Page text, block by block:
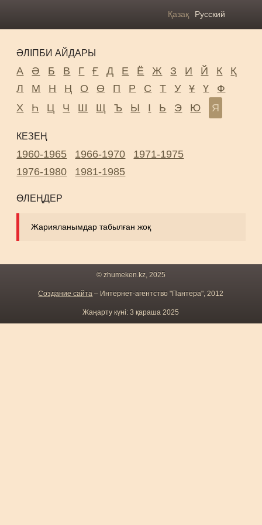
Қазақ Русский
ӘЛІПБИ АЙДАРЫ
А Ә Б В Г Ғ Д Е Ё Ж З И Й К
Қ
Л
М Н Ң О Ө П Р С Т У Ұ Ү
Ф
Х
Һ Ц Ч Ш Щ Ъ Ы І Ь Э Ю Я
КЕЗЕҢ
1960-1965 1966-1970
1971-1975
1976-1980
1981-1985
ӨЛЕҢДЕР
Жарияланымдар табылған жоқ
© zhumeken.kz, 2025
Создание сайта – Интернет-агентство "Пантера", 2012
Жаңарту күні: 3 қараша 2025